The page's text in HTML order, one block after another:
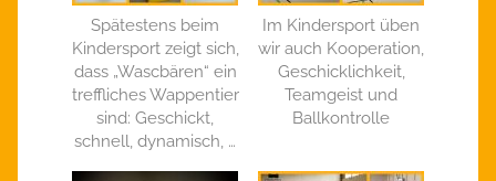
Spätestens beim
Kindersport zeigt sich,
dass „Wascbären“ ein
treffliches Wappentier
sind: Geschickt,
schnell, dynamisch, …
Im Kindersport üben
wir auch Kooperation,
Geschicklichkeit,
Teamgeist und
Ballkontrolle